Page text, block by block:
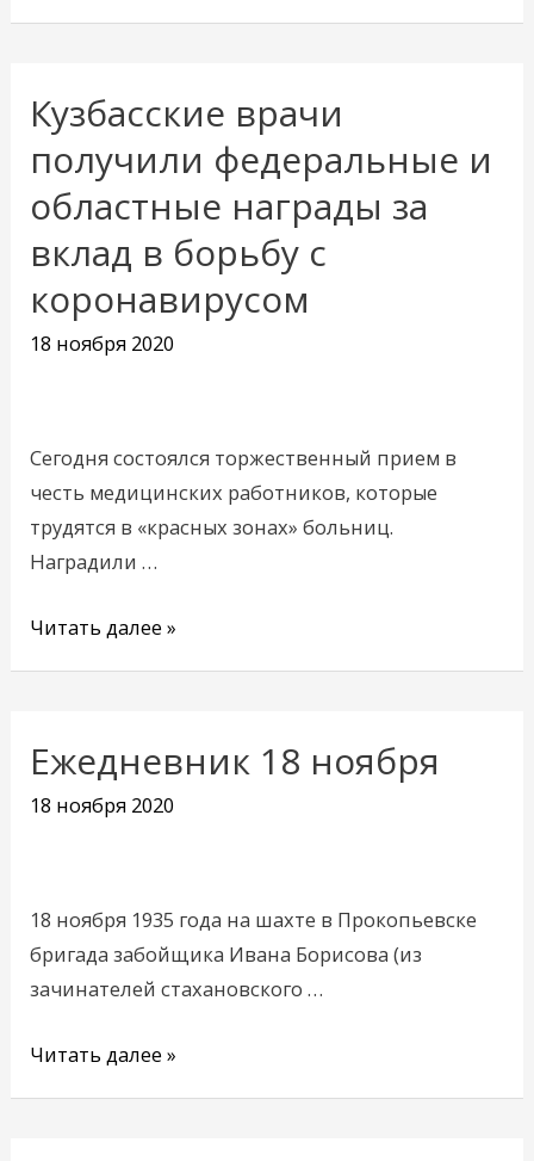
Кузбасские врачи
получили федеральные и
областные награды за
вклад в борьбу с
коронавирусом
18 ноября 2020
Сегодня состоялся торжественный прием в
честь медицинских работников, которые
трудятся в «красных зонах» больниц.
Наградили …
Кузбасские
врачи
получили
федеральные
и
областные
награды
за
борьбу
с
коронавирусом
Читать далее »
Ежедневник 18 ноября
18 ноября 2020
18 ноября 1935 года на шахте в Прокопьевске
бригада забойщика Ивана Борисова (из
зачинателей стахановского …
Ежедневник
Читать далее »